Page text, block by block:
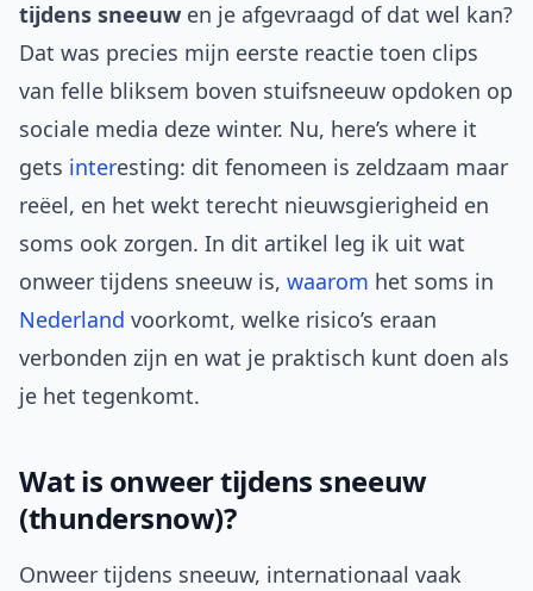
tijdens sneeuw en je afgevraagd of dat wel kan?
Dat was precies mijn eerste reactie toen clips
van felle bliksem boven stuifsneeuw opdoken op
sociale media deze winter. Nu, here’s where it
gets interesting: dit fenomeen is zeldzaam maar
reëel, en het wekt terecht nieuwsgierigheid en
soms ook zorgen. In dit artikel leg ik uit wat
onweer tijdens sneeuw is, waarom het soms in
Nederland voorkomt, welke risico’s eraan
verbonden zijn en wat je praktisch kunt doen als
je het tegenkomt.
Wat is onweer tijdens sneeuw
(thundersnow)?
Onweer tijdens sneeuw, internationaal vaak